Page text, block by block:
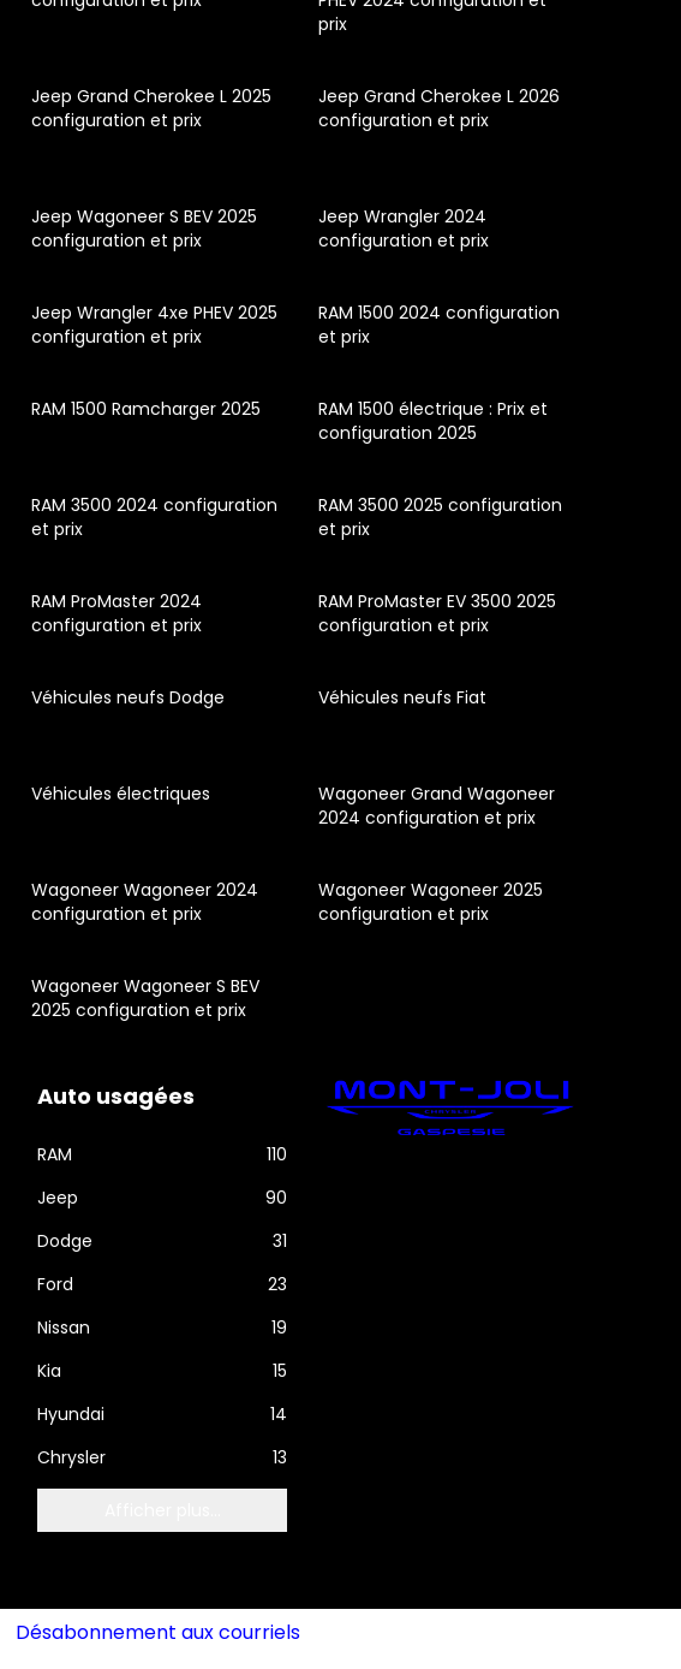
prix
Jeep Grand Cherokee L 2025
configuration et prix
Jeep Grand Cherokee L 2026
configuration et prix
Jeep Wagoneer S BEV 2025
configuration et prix
Jeep Wrangler 2024
configuration et prix
Jeep Wrangler 4xe PHEV 2025
configuration et prix
RAM 1500 2024 configuration
et prix
RAM 1500 Ramcharger 2025
RAM 1500 électrique : Prix et
configuration 2025
RAM 3500 2024 configuration
et prix
RAM 3500 2025 configuration
et prix
RAM ProMaster 2024
configuration et prix
RAM ProMaster EV 3500 2025
configuration et prix
Véhicules neufs Dodge Véhicules neufs Fiat
Véhicules électriques
Wagoneer Grand Wagoneer
2024 configuration et prix
Wagoneer Wagoneer 2024
configuration et prix
Wagoneer Wagoneer 2025
configuration et prix
Wagoneer Wagoneer S BEV
2025 configuration et prix
Auto usagées
RAM
110
Jeep
90
Dodge
31
Ford
23
Nissan
19
Kia
15
Hyundai
14
Chrysler
13
Désabonnement aux courriels